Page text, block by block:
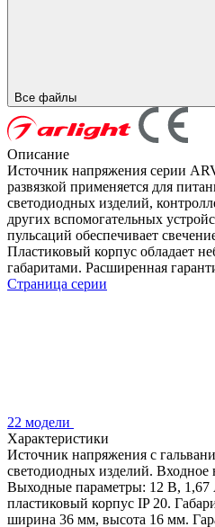
Все файлы
Описание
Источник напряжения серии
развязкой применяется для
светодиодных изделий,
других вспомогательных
пульсаций обеспечивает
Пластиковый корпус обладает
габаритами. Расширенная
Страница серии
22 модели
Характеристики
Источник напряжения с
светодиодных изделий.
Выходные параметры: 12 В,
пластиковый корпус IP 20.
ширина 36 мм, высота 16 мм.